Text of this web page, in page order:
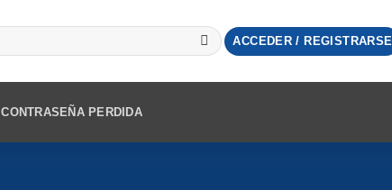
ACCEDER / REGISTRARSE
CONTRASEÑA PERDIDA